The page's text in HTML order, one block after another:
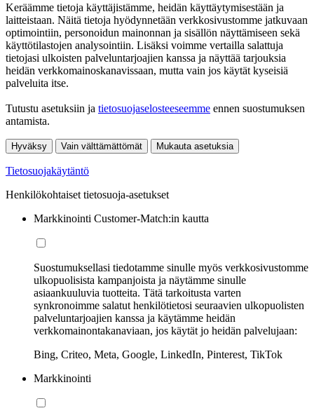
Keräämme tietoja käyttäjistämme, heidän käyttäytymisestään ja
laitteistaan. Näitä tietoja hyödynnetään verkkosivustomme jatkuvaan
optimointiin, personoidun mainonnan ja sisällön näyttämiseen sekä
käyttötilastojen analysointiin. Lisäksi voimme vertailla salattuja
tietojasi ulkoisten palveluntarjoajien kanssa ja näyttää tarjouksia
heidän verkkomainoskanavissaan, mutta vain jos käytät kyseisiä
palveluita itse.
Tutustu asetuksiin ja tietosuojaselosteeseemme ennen suostumuksen
antamista.
Hyväksy Vain välttämättömät Mukauta asetuksia
Tietosuojakäytäntö
Henkilökohtaiset tietosuoja-asetukset
Markkinointi Customer-Match:in kautta
Suostumuksellasi tiedotamme sinulle myös verkkosivustomme
ulkopuolisista kampanjoista ja näytämme sinulle
asiaankuuluvia tuotteita. Tätä tarkoitusta varten
synkronoimme salatut henkilötietosi seuraavien ulkopuolisten
palveluntarjoajien kanssa ja käytämme heidän
verkkomainontakanaviaan, jos käytät jo heidän palvelujaan:
Bing, Criteo, Meta, Google, LinkedIn, Pinterest, TikTok
Markkinointi